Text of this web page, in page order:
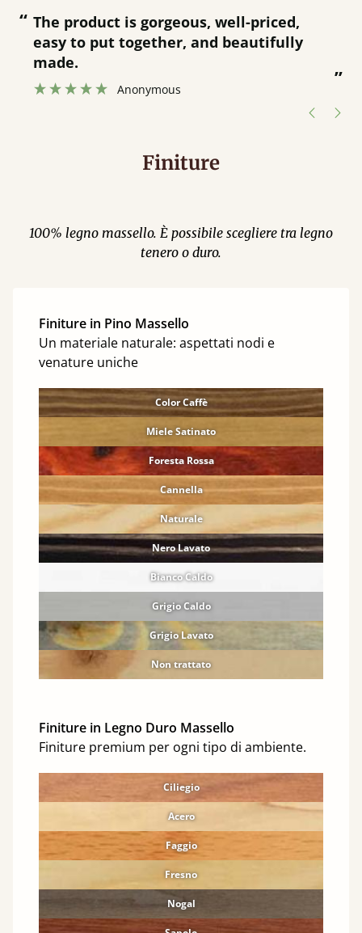
“ Great product and great customer
service.
Finiture
100% legno massello. È possibile scegliere tra legno
tenero o duro.
Finiture in Pino Massello
Un materiale naturale: aspettati nodi e
venature uniche
Color Caffè
Miele Satinato
Foresta Rossa
Cannella
Naturale
Nero Lavato
Bianco Caldo
Grigio Caldo
Grigio Lavato
Non trattato
Finiture in Legno Duro Massello
Finiture premium per ogni tipo di ambiente.
Ciliegio
Acero
Faggio
Fresno
Nogal